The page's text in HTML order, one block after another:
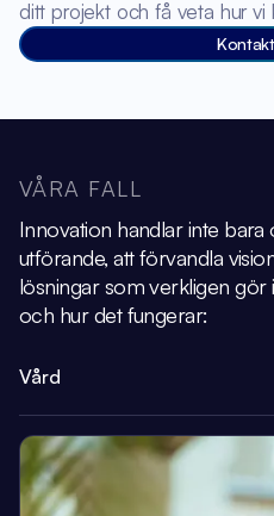
ditt projekt och få veta hur vi
VÅRA FALL
Innovation handlar inte
utförande, att förvandla
lösningar som verkligen
och hur det fungerar:
Vård